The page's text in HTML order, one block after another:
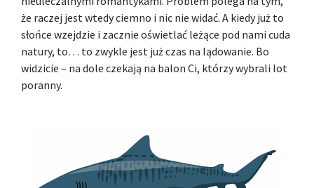
że raczej jest wtedy ciemno i nic nie widać. A kiedy już to
słońce wzejdzie i zacznie oświetlać leżące pod nami cuda
natury, to… to zwykle jest już czas na lądowanie. Bo
widzicie – na dole czekają na balon Ci, którzy wybrali lot
poranny.